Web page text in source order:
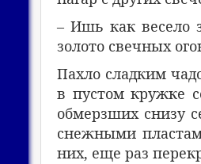
– Ишь как весело
золото свечных
Пахло сладким
в пустом кружке
обмерзших снизу
снежными
них, еще раз